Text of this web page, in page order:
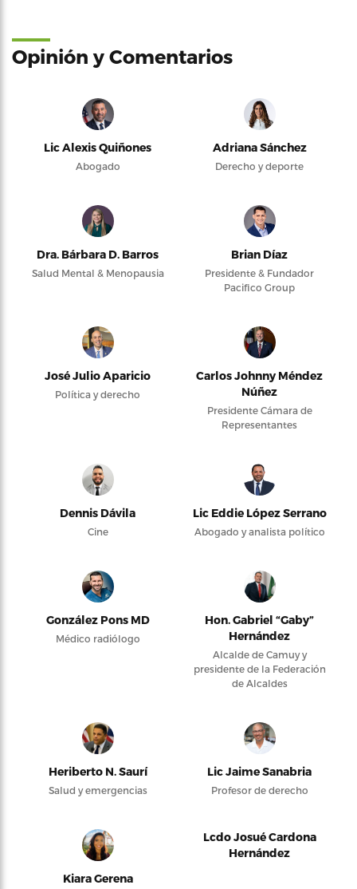
Opinión y Comentarios
Lic Alexis Quiñones
Abogado
Adriana Sánchez
Derecho y deporte
Dra. Bárbara D. Barros
Salud Mental & Menopausia
Brian Díaz
Presidente & Fundador
Pacifico Group
José Julio Aparicio
Política y derecho
Carlos Johnny Méndez
Núñez
Presidente Cámara de
Representantes
Dennis Dávila
Cine
Lic Eddie López Serrano
Abogado y analista político
González Pons MD
Médico radiólogo
Hon. Gabriel “Gaby”
Hernández
Alcalde de Camuy y
presidente de la Federación
de Alcaldes
Heriberto N. Saurí
Salud y emergencias
Lic Jaime Sanabria
Profesor de derecho
Kiara Gerena
Lcdo Josué Cardona
Hernández